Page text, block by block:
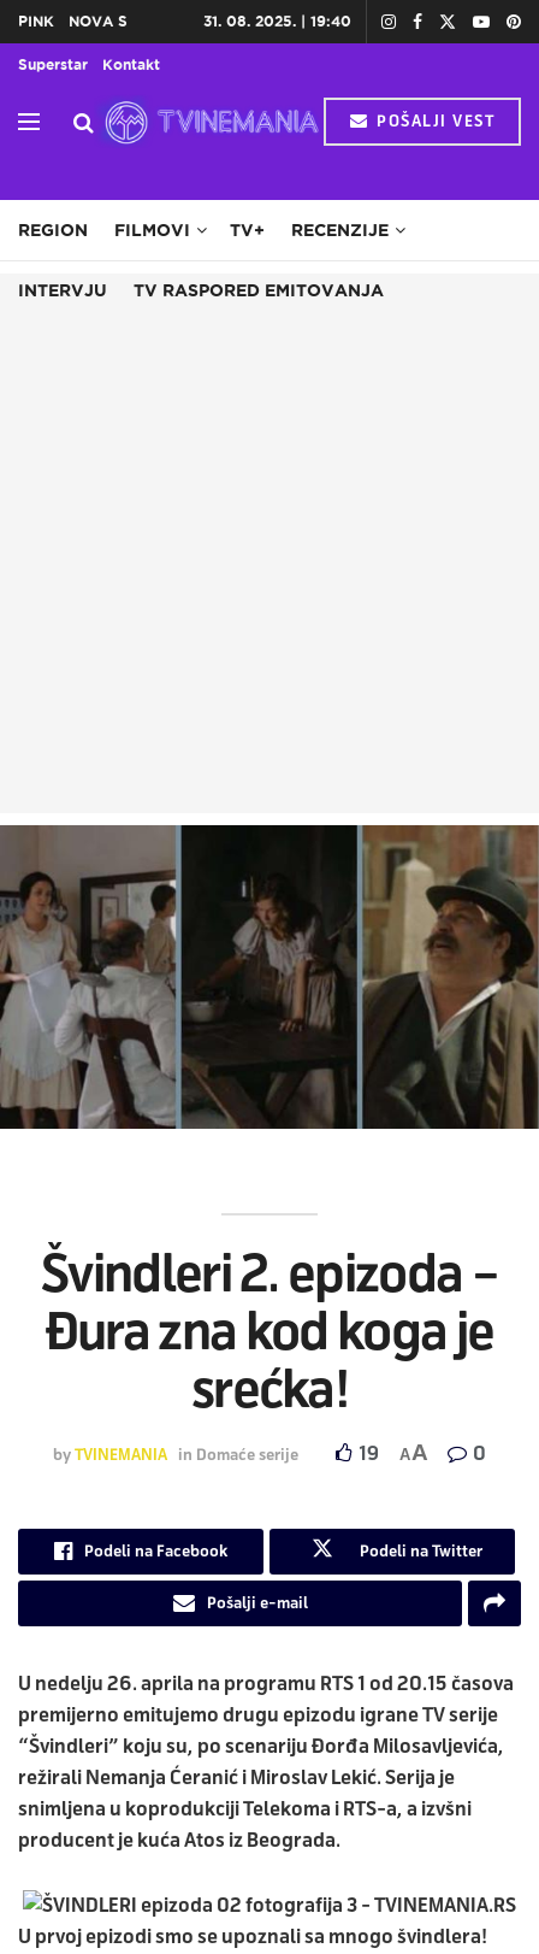
PINK NOVA S
Superstar Kontakt
31. 08. 2025. | 19:40
POŠALJI VEST
REGION FILMOVI TV+ RECENZIJE
INTERVJU TV RASPORED EMITOVANJA
Švindleri 2. epizoda –
Đura zna kod koga je
srećka!
byTVINEMANIA in Domaće serije 19 AA 0
Podeli na Facebook Podeli na Twitter
Pošalji e-mail
U nedelju 26. aprila na programu RTS 1 od 20.15 časova
premijerno emitujemo drugu epizodu igrane TV serije
“Švindleri” koju su, po scenariju Đorđa Milosavljevića,
režirali Nemanja Ćeranić i Miroslav Lekić. Serija je
snimljena u koprodukciji Telekoma i RTS-a, a izvšni
producent je kuća Atos iz Beograda.
U prvoj epizodi smo se upoznali sa mnogo švindlera!